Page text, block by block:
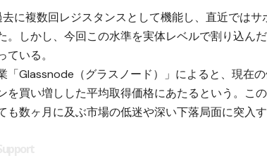
に複数回レジスタンスとして機能し、直近では
。しかし、今回この水準を実体レベルで割り込ん
いる。
「Glassnode（グラスノード）」によると、現在
を買い増しした平均取得価格にあたるという。こ
も数ヶ月に及ぶ市場の低迷や深い下落局面に突入